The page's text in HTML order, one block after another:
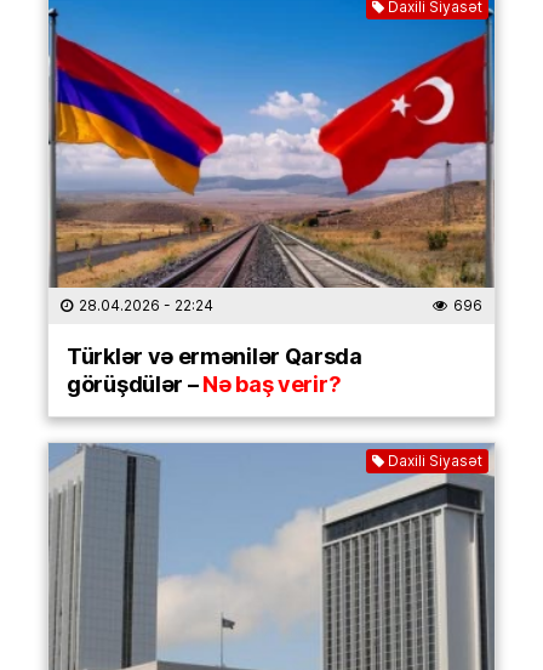
Daxili Siyasət
28.04.2026 - 22:24 696
Türklər və ermənilər Qarsda
görüşdülər –Nə baş verir?
Daxili Siyasət